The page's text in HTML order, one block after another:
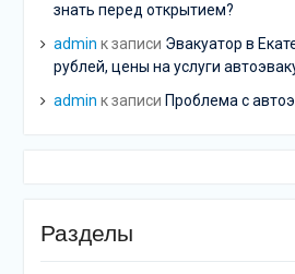
знать перед открытием?
admin к записи Эвакуатор в
рублей, цены на услуги
admin к записи Проблема с
Разделы